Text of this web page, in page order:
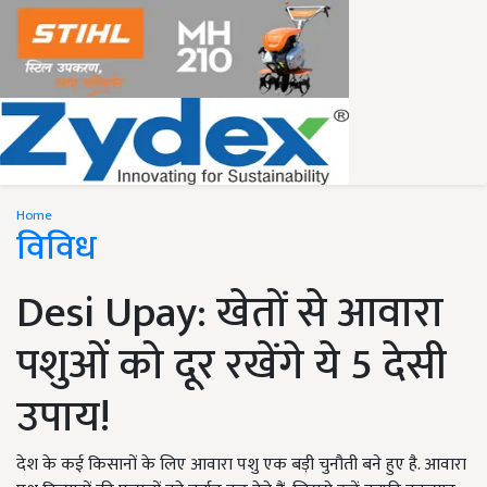
Home
विविध
Desi Upay: खेतों से आवारा
पशुओं को दूर रखेंगे ये 5 देसी
उपाय!
देश के कई किसानों के लिए आवारा पशु एक बड़ी चुनौती बने हुए है. आवारा